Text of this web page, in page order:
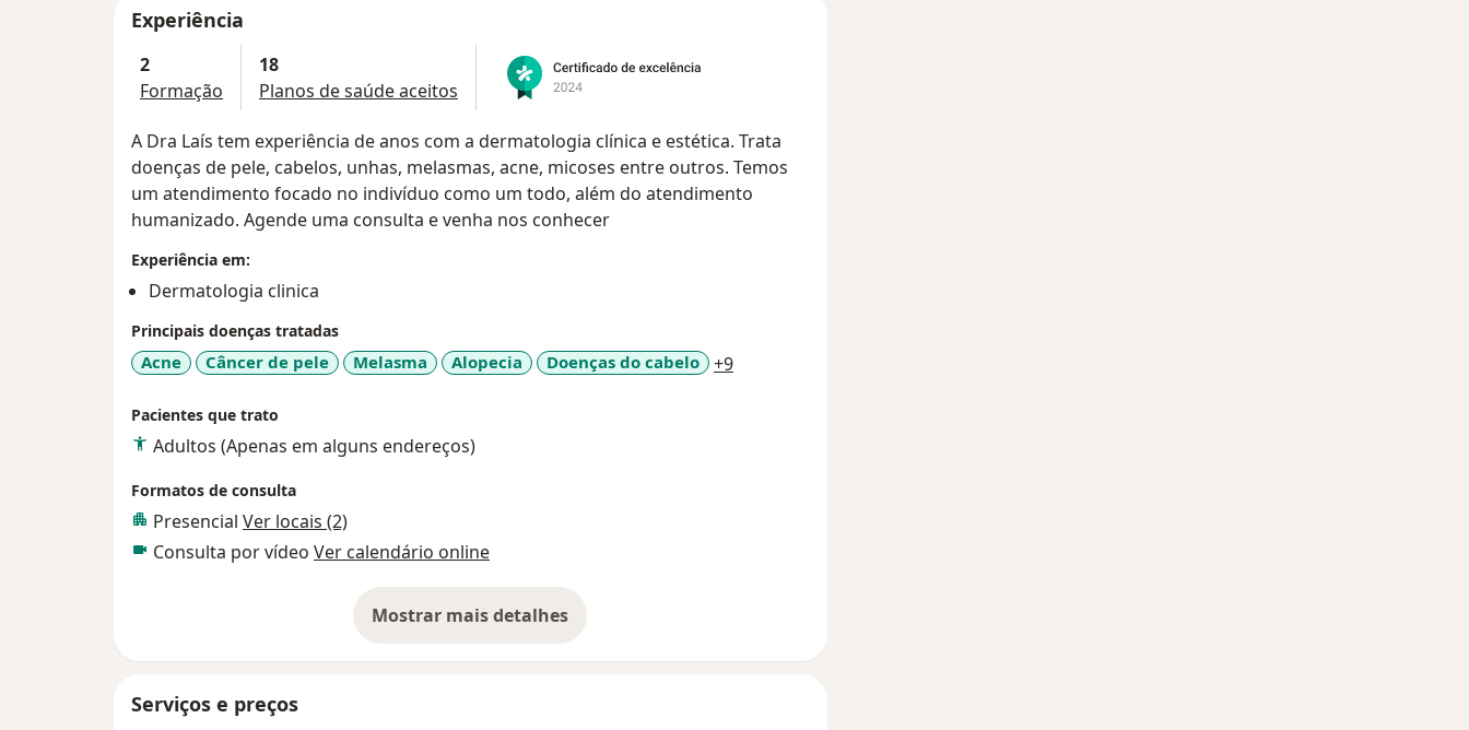
Experiência
2
Formação
18
Planos de saúde aceitos
A Dra Laís tem experiência de anos com a dermatologia clínica e estética. Trata
doenças de pele, cabelos, unhas, melasmas, acne, micoses entre outros. Temos
um atendimento focado no indivíduo como um todo, além do atendimento
humanizado. Agende uma consulta e venha nos conhecer
Experiência em:
Dermatologia clinica
Principais doenças tratadas
Acne Câncer de pele Melasma Alopecia Doenças do cabelo +9a11y_sr_more_diseases
Pacientes que trato
Adultos (Apenas em alguns endereços)
Formatos de consulta
Presencial Ver locais (2)
Consulta por vídeo Ver calendário online
Mostrar mais detalhes
sobre a experiência
Serviços e preços